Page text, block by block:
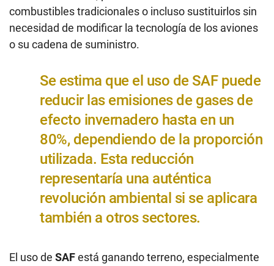
combustibles tradicionales o incluso sustituirlos sin
necesidad de modificar la tecnología de los aviones
o su cadena de suministro.
Se estima que el uso de SAF puede
reducir las emisiones de gases de
efecto invernadero hasta en un
80%, dependiendo de la proporción
utilizada. Esta reducción
representaría una auténtica
revolución ambiental si se aplicara
también a otros sectores.
El uso de SAFestá ganando terreno, especialmente